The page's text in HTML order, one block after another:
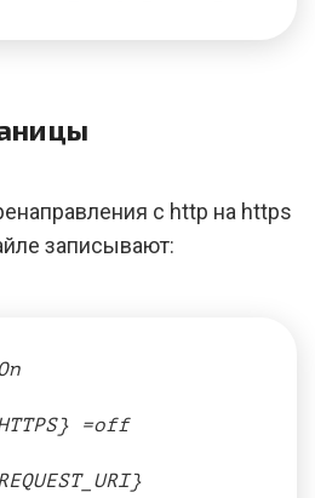
с http на https
записывают:
=off